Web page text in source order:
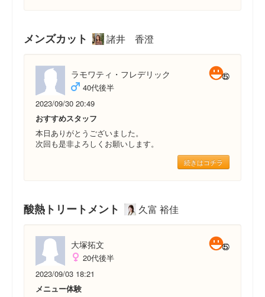
メンズカット 諸井 香澄
ラモワティ・フレデリック
40代後半
2023/09/30 20:49
おすすめスタッフ
本日ありがとうございました。
次回も是非よろしくお願いします。
続きはコチラ
酸熱トリートメント 久富 裕佳
大塚拓文
20代後半
2023/09/03 18:21
メニュー体験